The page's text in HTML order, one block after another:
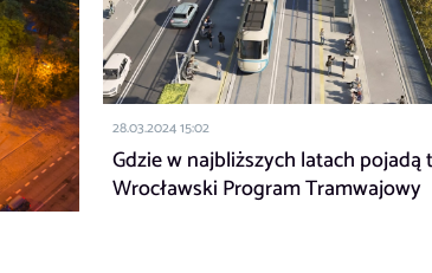
28.03.2024 15:02
Gdzie w najbliższych latach pojadą
Wrocławski Program Tramwajowy